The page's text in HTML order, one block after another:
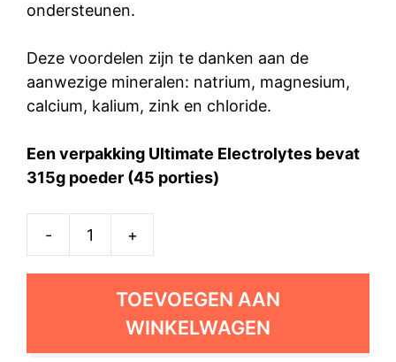
ondersteunen.
Deze voordelen zijn te danken aan de
aanwezige mineralen: natrium, magnesium,
calcium, kalium, zink en chloride.
Een verpakking Ultimate Electrolytes bevat
315g poeder (45 porties)
-
Electrolytes
Forest
Fruit
(aanbieding)
+
TOEVOEGEN AAN
WINKELWAGEN